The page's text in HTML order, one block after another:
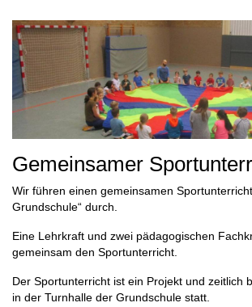
Gemeinsamer
Wir führen einen gemeinsamen
Grundschule“ durch.
Eine Lehrkraft und zwei pädagogischen
gemeinsam den Sportunterricht.
Der Sportunterricht ist ein Projekt und zeitlich
in der Turnhalle der Grundschule statt.